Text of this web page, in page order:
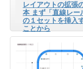
レイアウトの拡張
本 まず「直線レー
の１セットを挿入
ことから